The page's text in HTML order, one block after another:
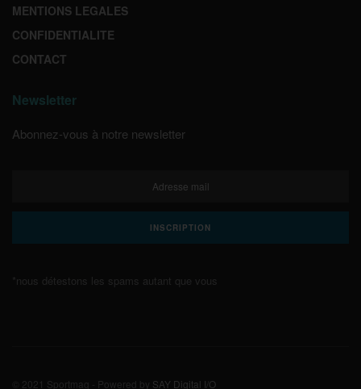
MENTIONS LEGALES
CONFIDENTIALITE
CONTACT
Newsletter
Abonnez-vous à notre newsletter
*nous détestons les spams autant que vous
© 2021 Sportmag - Powered by SAY Digital I/O